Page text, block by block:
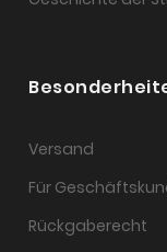
Versand
Für
Rückgaberecht